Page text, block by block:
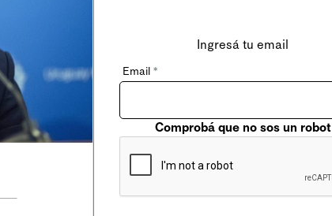
Ingresá tu email
Email *
Comprobá que no sos un robot